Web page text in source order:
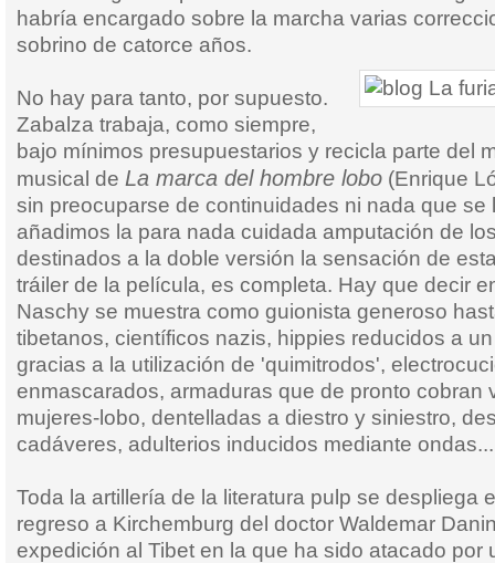
habría encargado sobre la marcha varias
sobrino de catorce años.
No hay para tanto, por supuesto.
Zabalza trabaja, como siempre,
bajo mínimos presupuestarios y recicla parte del
musical de La marca del hombre lobo (Enrique
sin preocuparse de continuidades ni nada que se
añadimos la para nada cuidada amputación de
destinados a la doble versión la sensación de
tráiler de la película, es completa. Hay que decir
Naschy se muestra como guionista generoso
tibetanos, científicos nazis, hippies reducidos a
gracias a la utilización de 'quimitrodos',
enmascarados, armaduras que de pronto cobran
mujeres-lobo, dentelladas a diestro y siniestro,
cadáveres, adulterios inducidos mediante ondas...
Toda la artillería de la literatura pulp se despliega
regreso a Kirchemburg del doctor Waldemar
expedición al Tibet en la que ha sido atacado por